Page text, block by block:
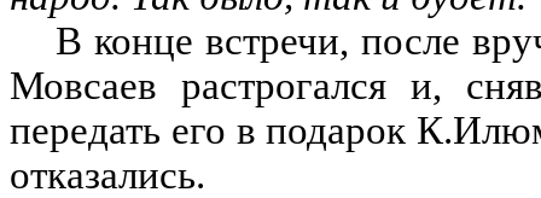
В конце встречи, после
Мовсаев растрогался и,
передать его в подарок
отказались.